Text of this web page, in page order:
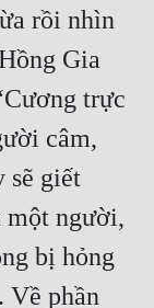
rồi nhìn
Gia
trực
câm,
sẽ giết
một người,
bị hỏng
Về phần